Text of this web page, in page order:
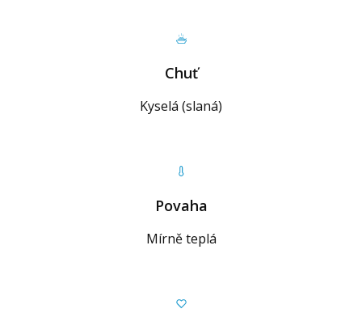
Chuť
Kyselá (slaná)
Povaha
Mírně teplá